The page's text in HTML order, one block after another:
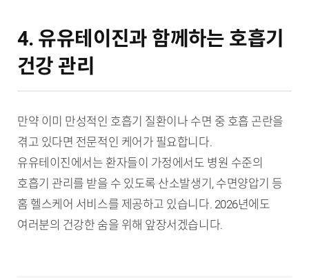
4. 유유테이진과 함께하는 호흡기
건강 관리
만약 이미 만성적인 호흡기 질환이나 수면 중 호흡 곤란을
겪고 있다면 전문적인 케어가 필요합니다.
유유테이진에서는 환자들이 가정에서도 병원 수준의
호흡기 관리를 받을 수 있도록 산소발생기, 수면양압기 등
홈 헬스케어 서비스를 제공하고 있습니다. 2026년에도
여러분의 건강한 숨을 위해 앞장서겠습니다.